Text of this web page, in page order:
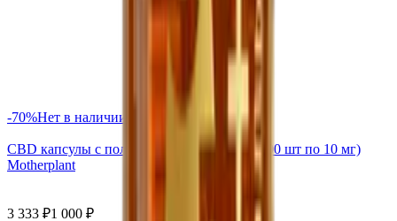
-70%Нет в наличии
CBD капсулы с полипренолами 1000 мг (100 шт по 10 мг)
Motherplant
3 333 ₽1 000 ₽